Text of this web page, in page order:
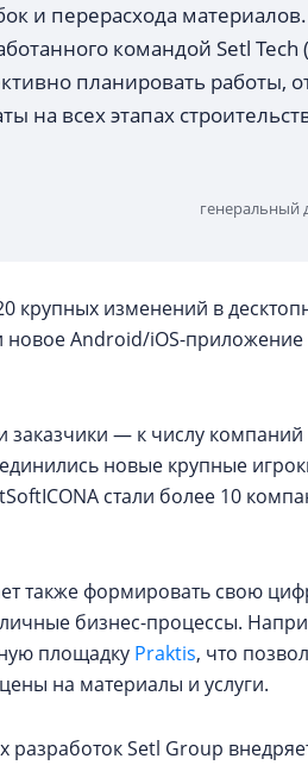
и перерасхода
командой Setl
планировать работы,
на всех этапах
генеральный
крупных изменений в
новое Android/iOS-
— к числу
новые крупные
стали более 10
также формировать свою
бизнес-процессы.
площадку Praktis, что
на материалы и услуги.
Setl Group